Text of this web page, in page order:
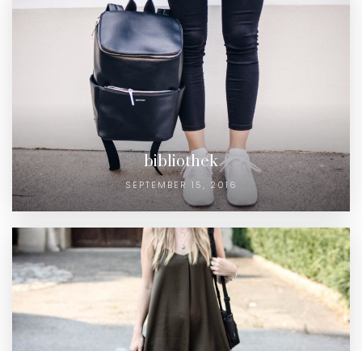
bibliothek
SEPTEMBER 15, 2016